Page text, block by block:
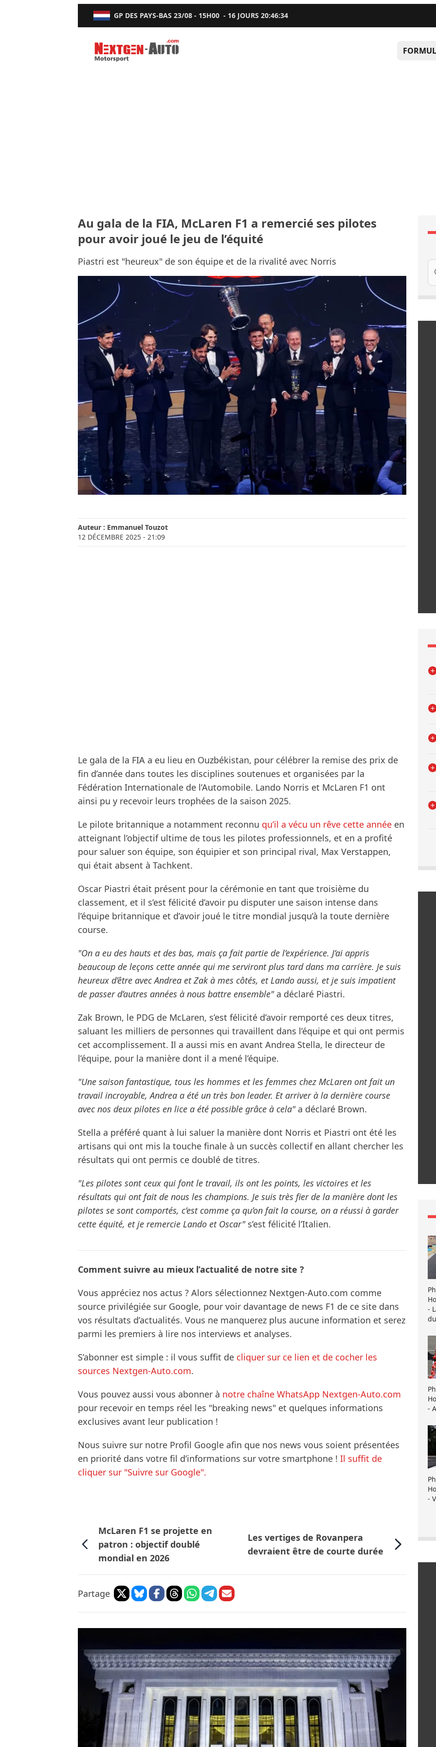
GP DES PAYS-BAS 23/08 - 15H00 - 16 JOURS20:46:33
Nextgen-Auto.com
Au gala de la FIA, McLaren F1 a remercié ses pilotes
pour avoir joué le jeu de l’équité
Piastri est "heureux" de son équipe et de la rivalité avec Norris
Auteur : Emmanuel Touzot
12 DÉCEMBRE 2025 - 21:09
Le gala de la FIA a eu lieu en Ouzbékistan, pour célébrer la remise des prix de
fin d’année dans toutes les disciplines soutenues et organisées par la
Fédération Internationale de l’Automobile. Lando Norris et McLaren F1 ont
ainsi pu y recevoir leurs trophées de la saison 2025.
Le pilote britannique a notamment reconnu qu’il a vécu un rêve cette année en
atteignant l’objectif ultime de tous les pilotes professionnels, et en a profité
pour saluer son équipe, son équipier et son principal rival, Max Verstappen,
qui était absent à Tachkent.
Oscar Piastri était présent pour la cérémonie en tant que troisième du
classement, et il s’est félicité d’avoir pu disputer une saison intense dans
l’équipe britannique et d’avoir joué le titre mondial jusqu’à la toute dernière
course.
"On a eu des hauts et des bas, mais ça fait partie de l’expérience. J’ai appris
beaucoup de leçons cette année qui me serviront plus tard dans ma carrière. Je suis
heureux d’être avec Andrea et Zak à mes côtés, et Lando aussi, et je suis impatient
de passer d’autres années à nous battre ensemble"a déclaré Piastri.
Zak Brown, le PDG de McLaren, s’est félicité d’avoir remporté ces deux titres,
saluant les milliers de personnes qui travaillent dans l’équipe et qui ont permis
cet accomplissement. Il a aussi mis en avant Andrea Stella, le directeur de
l’équipe, pour la manière dont il a mené l’équipe.
"Une saison fantastique, tous les hommes et les femmes chez McLaren ont fait un
travail incroyable, Andrea a été un très bon leader. Et arriver à la dernière course
avec nos deux pilotes en lice a été possible grâce à cela" a déclaré Brown.
Stella a préféré quant à lui saluer la manière dont Norris et Piastri ont été les
artisans qui ont mis la touche finale à un succès collectif en allant chercher les
résultats qui ont permis ce doublé de titres.
"Les pilotes sont ceux qui font le travail, ils ont les points, les victoires et les
résultats qui ont fait de nous les champions. Je suis très fier de la manière dont les
pilotes se sont comportés, c’est comme ça qu’on fait la course, on a réussi à garder
cette équité, et je remercie Lando et Oscar"s’est félicité l’Italien.
Comment suivre au mieux l’actualité de notre site ?
Vous appréciez nos actus ? Alors sélectionnez Nextgen-Auto.com comme
source privilégiée sur Google, pour voir davantage de news F1 de ce site dans
vos résultats d’actualités. Vous ne manquerez plus aucune information et serez
parmi les premiers à lire nos interviews et analyses.
S’abonner est simple : il vous suffit de cliquer sur ce lien et de cocher les
sources Nextgen-Auto.com.
Vous pouvez aussi vous abonner à notre chaîne WhatsApp Nextgen-Auto.com
pour recevoir en temps réel les "breaking news" et quelques informations
exclusives avant leur publication !
Nous suivre sur notre Profil Google afin que nos news vous soient présentées
en priorité dans votre fil d’informations sur votre smartphone ! Il suffit de
cliquer sur "Suivre sur Google".
McLaren F1 se projette en
patron : objectif doublé
mondial en 2026
Les vertiges de Rovanpera
devraient être de courte durée
Partage
-
-
-